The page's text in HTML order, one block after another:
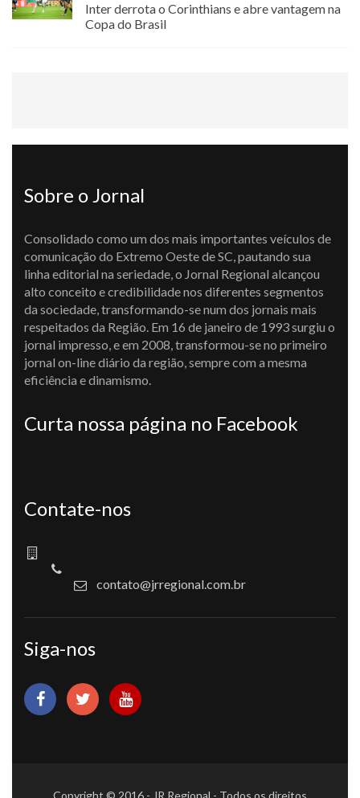
Inter derrota o Corinthians e abre vantagem na
Copa do Brasil
Sobre o Jornal
Consolidado como um dos mais importantes veículos de
comunicação do Extremo Oeste de SC, pautando sua
linha editorial na seriedade, o Jornal Regional alcançou
alto conceito e credibilidade nos diferentes segmentos
da sociedade, transformando-se num dos jornais mais
respeitados da Região. Em 16 de janeiro de 1993 surgiu o
jornal impresso, e em 2008, transformou-se no primeiro
jornal on-line diário da região, sempre com a mesma
eficiência e dinamismo.
Curta nossa página no Facebook
Contate-nos
contato@jrregional.com.br
Siga-nos